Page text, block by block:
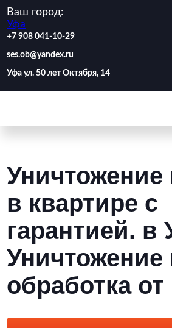
Ваш город:
Уфа
‪+7 908 041-10-29
ses.ob@yandex.ru
Уфа ул. 50 лет Октября, 14
Уничтожение
в квартире с
гарантией. в
Уничтожение
обработка